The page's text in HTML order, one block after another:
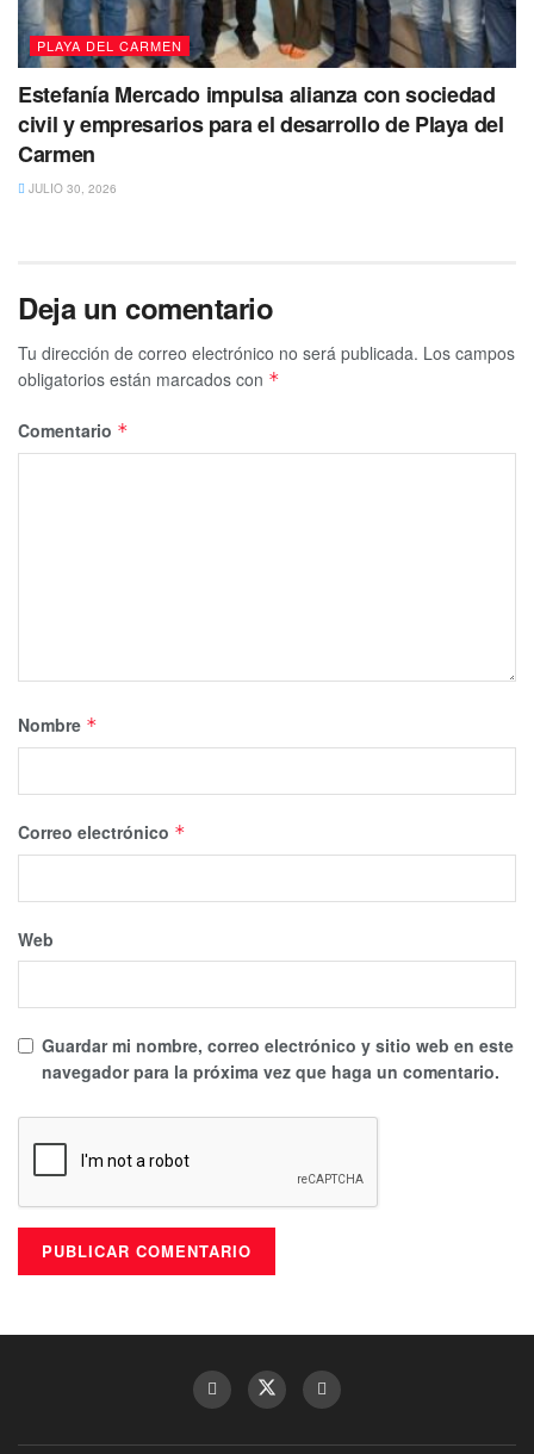
PLAYA DEL CARMEN
Estefanía Mercado impulsa alianza con sociedad
civil y empresarios para el desarrollo de Playa del
Carmen
JULIO 30, 2026
Deja un comentario
Tu dirección de correo electrónico no será publicada. Los campos
obligatorios están marcados con *
Comentario *
Nombre *
Correo electrónico *
Web
Guardar mi nombre, correo electrónico y sitio web en este
navegador para la próxima vez que haga un comentario.